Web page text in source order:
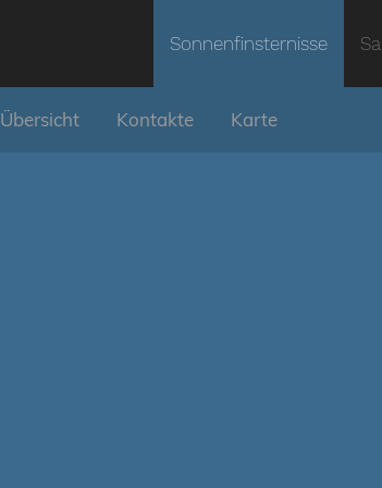
Sonnenfinsternisse
Übersicht Kontakte Karte